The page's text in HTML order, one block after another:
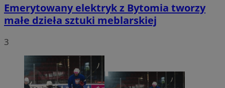
Emerytowany elektryk z Bytomia tworzy
małe dzieła sztuki meblarskiej
3